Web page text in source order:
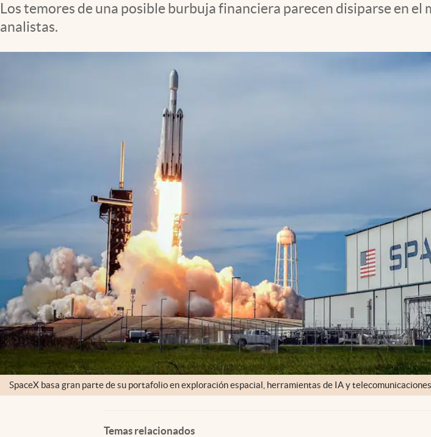
Espiritualidad
Los temores de una posible burbuja financiera parecen disiparse en
analistas.
SpaceX basa gran parte de su portafolio en exploración espacial, herramientas de IA y
Temas relacionados